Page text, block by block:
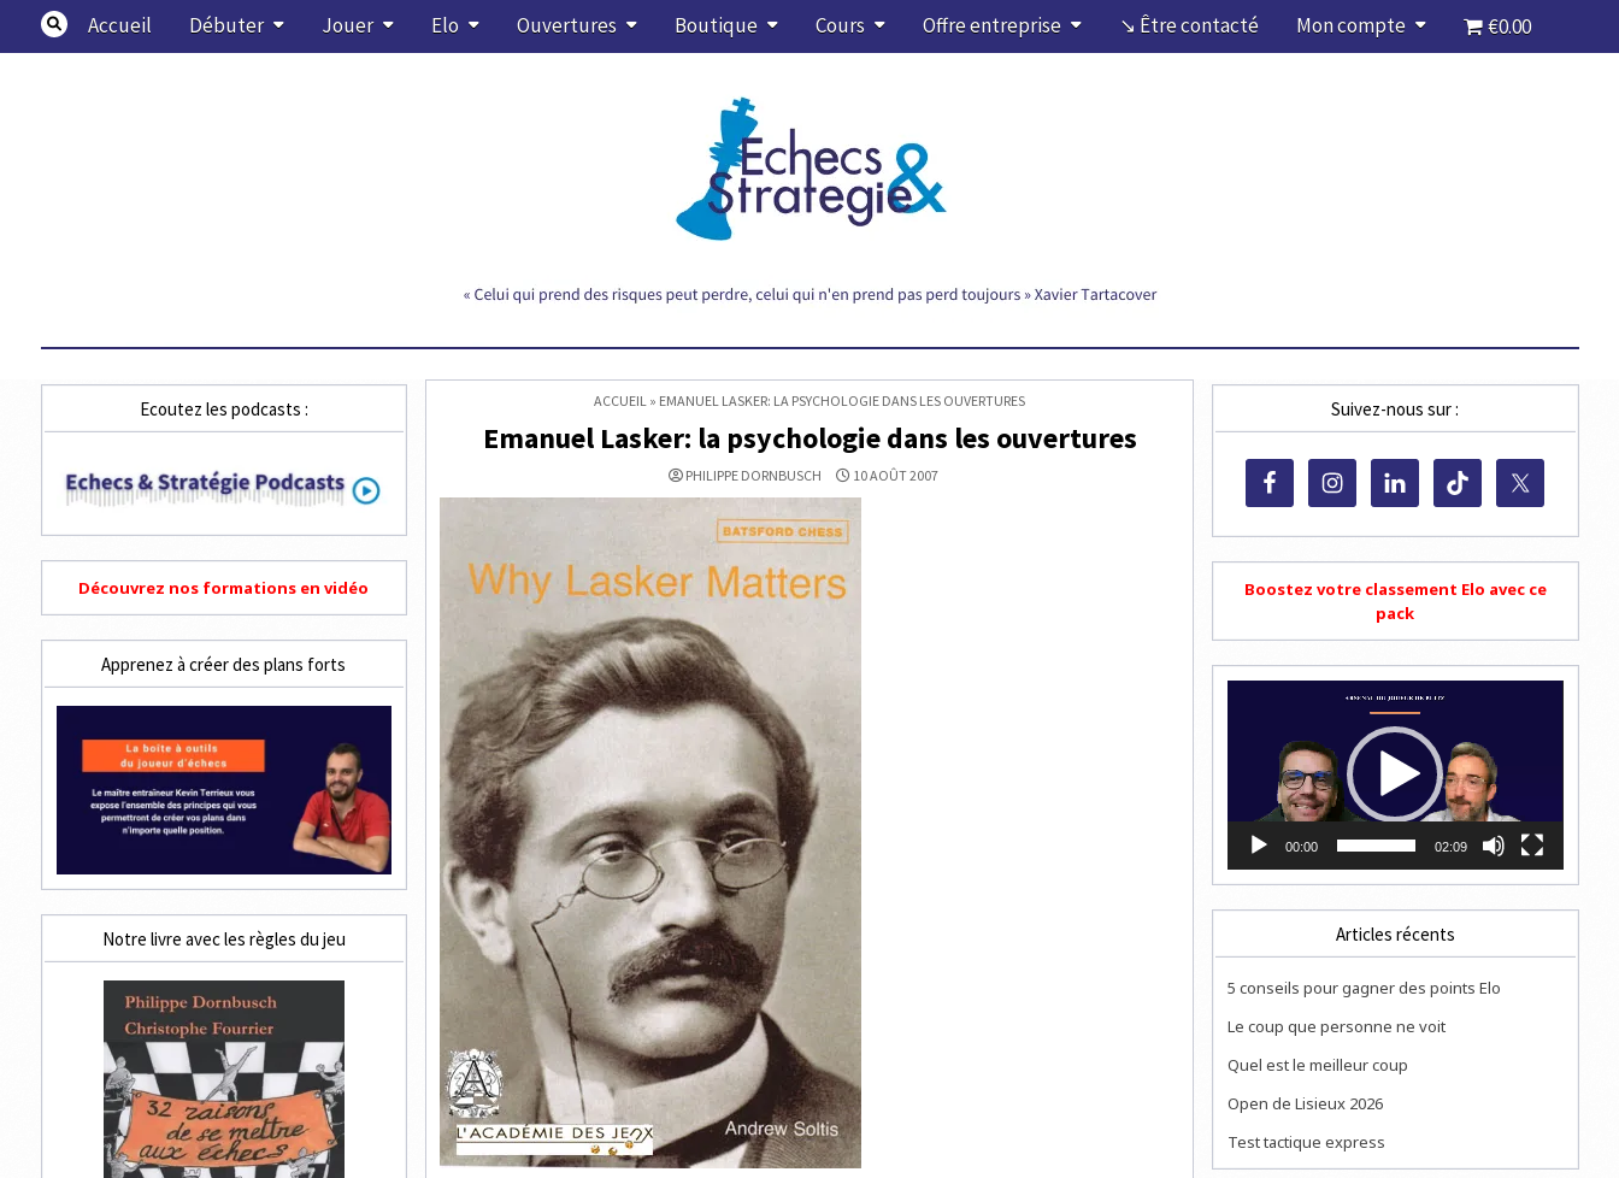
content
Accueil Débuter Jouer Elo Ouvertures Boutique Cours Offre entreprise ↘ Être contacté Mon compte €0.00
ACCUEIL » EMANUEL LASKER: LA PSYCHOLOGIE DANS LES OUVERTURES
Emanuel Lasker: la psychologie dans les ouvertures
PHILIPPE DORNBUSCH 10 AOÛT 2007
Ecoutez les podcasts :
Découvrez nos formations en vidéo
Apprenez à créer des plans forts
Notre livre avec les règles du jeu
Suivez-nous sur :
Boostez votre classement Elo avec ce
pack
00:00 02:09
Articles récents
5 conseils pour gagner des points Elo
Le coup que personne ne voit
Quel est le meilleur coup
Open de Lisieux 2026
Test tactique express